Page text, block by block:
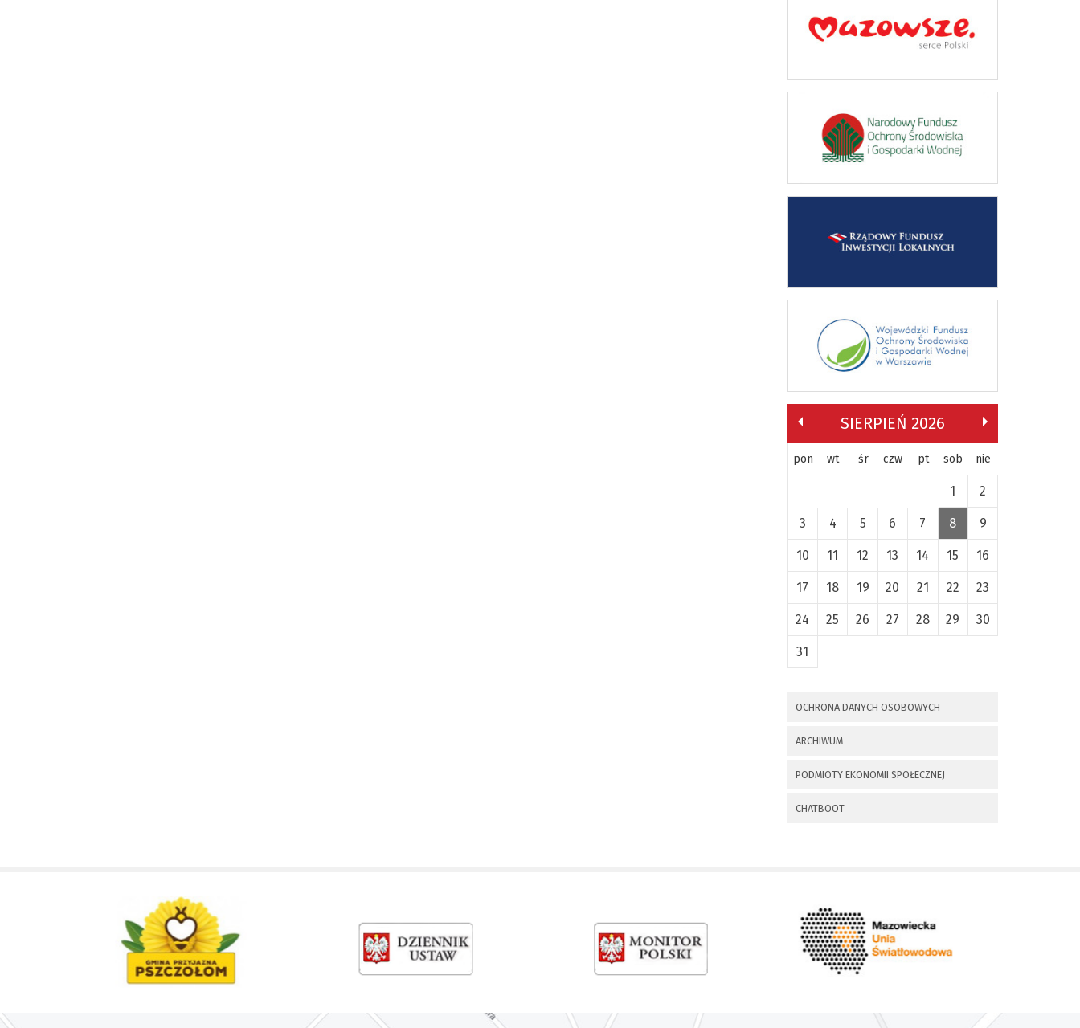
SIERPIEŃ 2026
pon wt śr czw pt sob nie
1 2
3 4 5 6 7 8 9
10 11 12 13 14 15 16
17 18 19 20 21 22 23
24 25 26 27 28 29 30
31
Bitwy pod
informacyjne 28.09.2021 r.
Invalid date
Ludowych Regionów
OCHRONA DANYCH OSOBOWYCH
ARCHIWUM
PODMIOTY EKONOMII SPOŁECZNEJ
CHATBOOT